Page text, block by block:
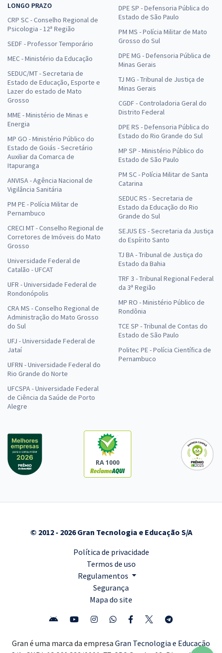
LONGO PRAZO
CRP SC - Conselho Regional de
Psicologia - 12ª Região
SEDF - Professor Temporário
MEC - Ministério da Educação
SEDUC/MT - Secretaria de
Estado de Educação, Esporte e
Lazer do estado de Mato
Grosso
MME - Ministério de Minas e
Energia
MP GO - Ministério Público do
Estado de Goiás - Secretário
Auxiliar da Comarca de
Itapuranga
ANVISA - Agência Nacional de
Vigilância Sanitária
PM PE - Polícia Militar de
Pernambuco
CRECI MT - Conselho Regional de
Corretores de Imóveis do Mato
Grosso
Universidade Federal de
Catalão - UFCAT
UFR - Universidade Federal de
Rondonópolis
CRA MS - Conselho Regional de
Administração do Mato Grosso
do Sul
UFJ - Universidade Federal de
Jataí
UFRN - Universidade Federal do
Rio Grande do Norte
UFCSPA - Universidade Federal
de Ciência da Saúde de Porto
Alegre
DPE SP - Defensoria Pública do
Estado de São Paulo
PM MS - Polícia Militar de Mato
Grosso do Sul
DPE MG - Defensoria Pública de
Minas Gerais
TJ MG - Tribunal de Justiça de
Minas Gerais
CGDF - Controladoria Geral do
Distrito Federal
DPE RS - Defensoria Pública do
Estado do Rio Grande do Sul
MP SP - Ministério Público do
Estado de São Paulo
PM SC - Polícia Militar de Santa
Catarina
SEDUC RS - Secretaria de
Estado da Educação do Rio
Grande do Sul
SEJUS ES - Secretaria da Justiça
do Espírito Santo
TJ BA - Tribunal de Justiça do
Estado da Bahia
TRF 3 - Tribunal Regional Federal
da 3ª Região
MP RO - Ministério Público de
Rondônia
TCE SP - Tribunal de Contas do
Estado de São Paulo
Politec PE - Polícia Científica de
Pernambuco
RA 1000
© 2012 - 2026 Gran Tecnologia e Educação S/A
Política de privacidade
Termos de uso
Regulamentos
Segurança
Mapa do site
Gran é uma marca da empresa Gran Tecnologia e Educação